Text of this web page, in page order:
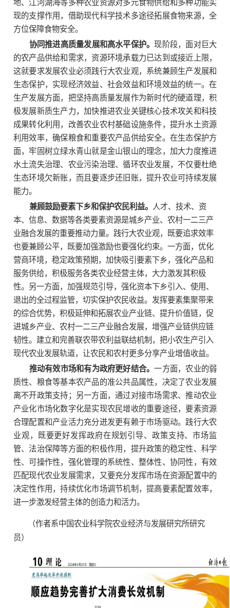
地、江河湖海等多种农业资源对多元食物供给和多种功能实
现的支撑作用，借助现代科学技术多途径拓展食物来源，全
方位保障食物安全。
协同推进高质量发展和高水平保护。现阶段，面对巨大
的农产品供给和需求，资源环境承载力已达到或接近上限，
这就要求发展农业必须践行大农业观，系统兼顾生产发展和
生态保护，实现经济效益、社会效益和环境效益的统一。在
生产发展方面，把坚持高质量发展作为新时代的硬道理，积
极发展新质生产力，加快推进农业关键核心技术攻关和科技
成果转化利用，改善农业农村基础设施条件，提升水土资源
利用效率，确保粮食和重要农产品供给安全。在生态保护方
面，牢固树立绿水青山就是金山银山的理念，加大力度推进
水土流失治理、农业污染治理、循环农业发展，不仅要杜绝
生态环境欠新账，而且要逐步还旧账，提升农业可持续发展
能力。
兼顾鼓励要素下乡和保护农民利益。
人才、技术、资
本、信息、数据等各类要素资源是城乡产业、农村一二三产
业融合发展的重要推动力量。践行大农业观，既要追求效率
也要兼顾公平，既要加强激励也要强化约束。一方面，优化
营商环境，稳定政策预期，加快吸引要素下乡，强化产品和
服务供给，积极服务各类农业经营主体，大力激发其积极
性。另一方面，加强规范引导，强化资本下乡引入、使用、
退出的全过程监管，切实保护农民收益。发挥要素集聚带来
的综合优势，积极延伸和拓展农业产业链、提升价值链，促
进城乡产业、农村一二三产业融合发展，增强产业链供应链
韧性。建立和完善联农带农利益联结机制，把小农生产引入
现代农业发展轨道，让农民和农村更多分享产业增值收益。
推动有效市场和有为政府更好结合。一方面，农业的弱
质性、粮食等基本农产品的准公共品属性，决定了农业发展
离不开政策支持；另一方面，通过对接市场需求、推动农业
产业化市场化数字化是实现农民增收的重要途径，要素资源
合理配置和产业活力充分迸发更有赖于市场驱动。践行大农
业观，既要更好发挥政府在规划引导、政策支持、市场监
管、法治保障等方面的积极作用，提升政策的稳定性、科学
性、可操作性，强化管理的系统性、整体性、协同性，有效
匹配现代农业发展需求，又要充分发挥市场在资源配置中的
决定性作用，持续优化市场调节机制，提高要素配置效率，
进一步激发经营主体的创造力和活力。
（作者系中国农业科学院农业经济与发展研究所研究
员）